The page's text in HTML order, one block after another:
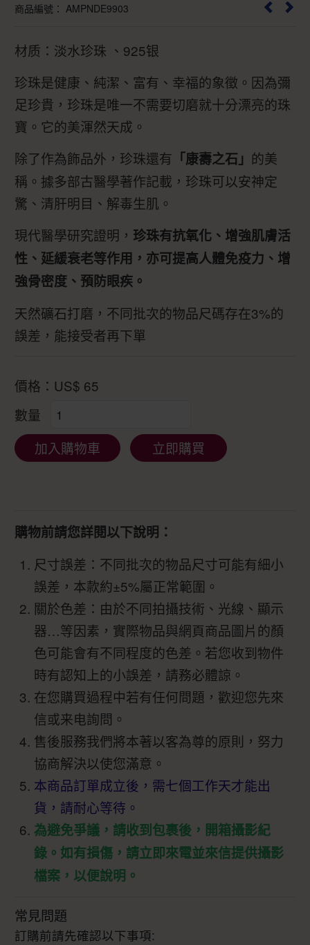
商品編號： AMPNDE9903
材质：淡水珍珠 、925银
珍珠是健康、純潔、富有、幸福的象徵。因為彌
足珍貴，珍珠是唯一不需要切磨就十分漂亮的珠
寶。它的美渾然天成。
除了作為飾品外，珍珠還有 「康壽之石」 的美
稱。據多部古醫學著作記載，珍珠可以安神定
驚、清肝明目、解毒生肌。
現代醫學研究證明， 珍珠有抗氧化、增強肌膚活
性、延緩衰老等作用，亦可提高人體免疫力、增
強骨密度、預防眼疾。
天然礦石打磨，不同批次的物品尺碼存在3%的
誤差，能接受者再下單
價格： US$ 65
數量
加入購物車
立即購買
購物前請您詳閱以下說明：
尺寸誤差：不同批次的物品尺寸可能有細小
誤差，本款約±5%屬正常範圍。
關於色差：由於不同拍攝技術、光線、顯示
器…等因素，實際物品與網頁商品圖片的顏
色可能會有不同程度的色差。若您收到物件
時有認知上的小誤差，請務必體諒。
在您購買過程中若有任何問題，歡迎您先來
信或来电詢問。
售後服務我們將本著以客為尊的原則，努力
協商解決以使您滿意。
本商品訂單成立後，需七個工作天才能出
貨，請耐心等待。
為避免爭議，請收到包裹後，開箱攝影紀
錄。如有損傷，請立即來電並來信提供攝影
檔案，以便說明。
常見問題
訂購前請先確認以下事項: